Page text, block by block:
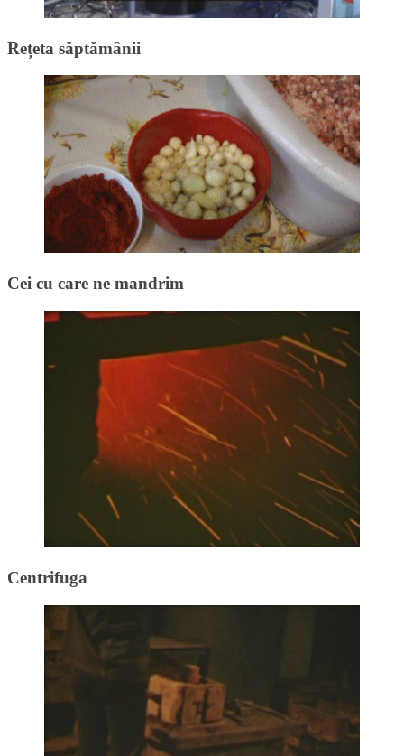
Rețeta săptămânii
Cei cu care ne mandrim
Centrifuga